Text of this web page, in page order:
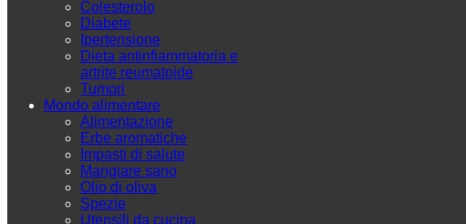
Colesterolo
Diabete
Ipertensione
Dieta antinfiammatoria e
artrite reumatoide
Tumori
Mondo alimentare
Alimentazione
Erbe aromatiche
Impasti di salute
Mangiare sano
Olio di oliva
Spezie
Utensili da cucina